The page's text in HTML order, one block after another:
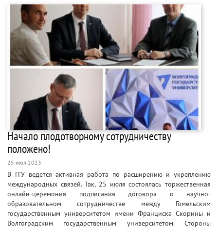
Начало плодотворному сотрудничеству
положено!
25 июл 2023
В ГГУ ведется активная работа по расширению и укреплению
международных связей. Так, 25 июля состоялась торжественная
онлайн-церемония подписания договора о научно-
образовательном сотрудничестве между Гомельским
государственным университетом имени Франциска Скорины и
Волгоградским государственным университетом. Стороны